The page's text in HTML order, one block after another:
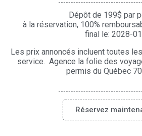
Dépôt de 199$ par
à la réservation, 100%
final le: 2028-
Les prix annoncés incluent toutes
service. Agence la folie des
permis du Québec
Réservez